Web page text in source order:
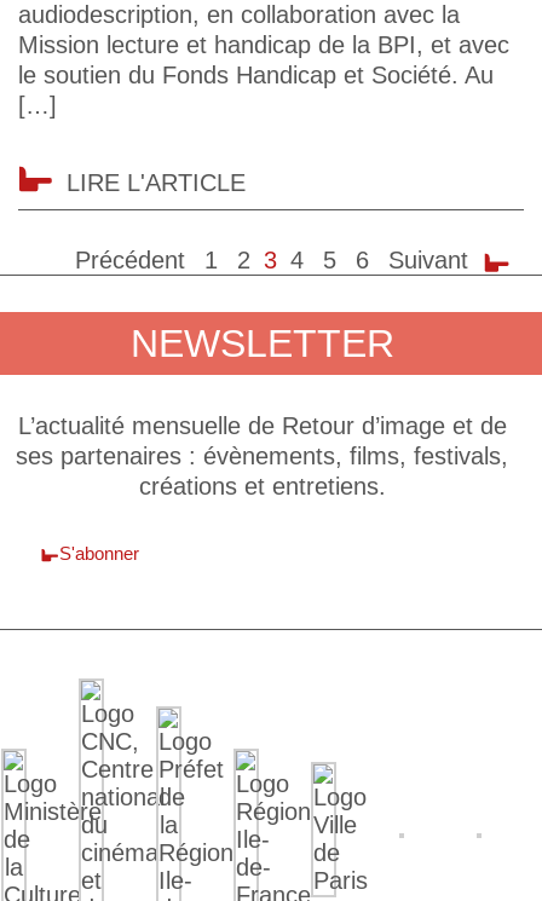
audiodescription, en collaboration avec la
Mission lecture et handicap de la BPI, et avec
le soutien du Fonds Handicap et Société. Au
[…]
LIRE L'ARTICLE
Précédent 1 2 3 4 5 6 Suivant
NEWSLETTER
L’actualité mensuelle de Retour d’image et de
ses partenaires : évènements, films, festivals,
créations et entretiens.
S'abonner